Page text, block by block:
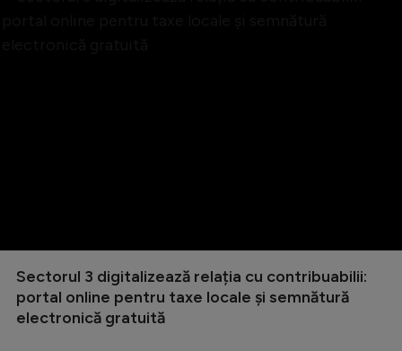
Sectorul 3 digitalizează relația cu contribuabilii:
portal online pentru taxe locale și semnătură
electronică gratuită